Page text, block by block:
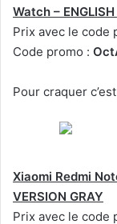
Watch – ENGLISH
Prix avec le code
Code promo :
Pour craquer
Xiaomi Redmi
VERSION GRAY
Prix avec le code